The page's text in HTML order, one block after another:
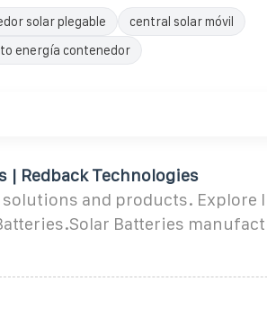
solar plegable
central solar móvil
energía contenedor
| Redback Technologies
solutions and products. Explore
Batteries